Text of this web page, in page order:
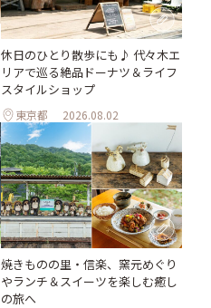
休日のひとり散歩にも♪ 代々木エ
リアで巡る絶品ドーナツ＆ライフ
スタイルショップ
東京都 2026.08.02
焼きものの里・信楽、窯元めぐり
やランチ＆スイーツを楽しむ癒し
の旅へ